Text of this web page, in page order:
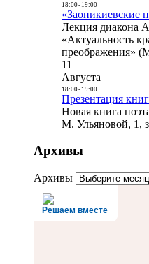
18:00- 19:00
«Заоникиевские
Лекция диакона
«Актуальность
преображения»
11
Августа
18:00- 19:00
Презентация
Новая книга
М. Ульяновой, 1,
Архивы
Архивы
Решаем вместе